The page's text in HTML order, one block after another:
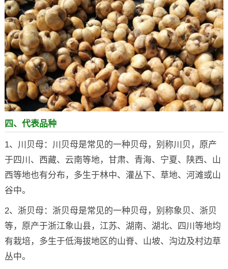
四、代表品种
1、川贝母：川贝母是常见的一种贝母，别称川贝，原产
于四川、西藏、云南等地，甘肃、青海、宁夏、陕西、山
西等地也有分布，多生于林中、灌丛下、草地、河滩或山
谷中。
2、浙贝母：浙贝母是常见的一种贝母，别称象贝、浙贝
等，原产于浙江象山县，江苏、湖南、湖北、四川等地均
有栽培，多生于低海拔地区的山脊、山坡、沟边及村边草
丛中。